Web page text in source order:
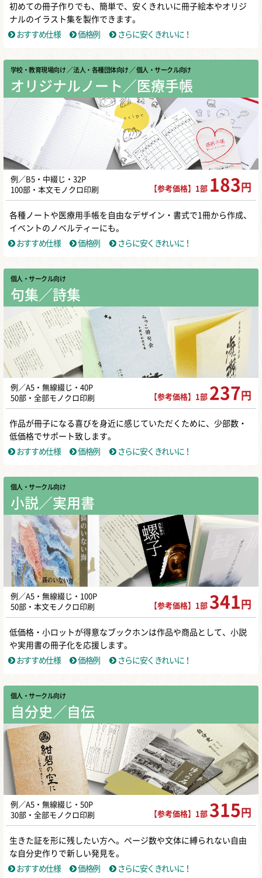
初めての冊子作りでも、簡単で、安くきれいに冊子絵本やオリジ
ナルのイラスト集を製作できます。
おすすめ仕様
価格例 さらに安くきれいに！
学校・教育現場向け ／ 法人・各種団体向け ／ 個人・サークル向け
オリジナルノート／医療手帳
例／B5・中綴じ・32P
100部・本文モノクロ印刷
【参考価格】1部 183 円
各種ノートや医療用手帳を自由なデザイン・書式で1冊から作成、
イベントのノベルティーにも。
おすすめ仕様
価格例 さらに安くきれいに！
個人・サークル向け
句集／詩集
例／A5・無線綴じ・40P
50部・全部モノクロ印刷
【参考価格】1部 237 円
作品が冊子になる喜びを身近に感じていただくために、少部数・
低価格でサポート致します。
おすすめ仕様
価格例 さらに安くきれいに！
個人・サークル向け
小説／実用書
例／A5・無線綴じ・100P
50部・本文モノクロ印刷
【参考価格】1部 341 円
低価格・小ロットが得意なブックホンは作品や商品として、小説
や実用書の冊子化を応援します。
おすすめ仕様
価格例 さらに安くきれいに！
個人・サークル向け
自分史／自伝
例／A5・無線綴じ・50P
30部・全部モノクロ印刷
【参考価格】1部 315 円
生きた証を形に残したい方へ。ページ数や文体に縛られない自由
な自分史作りで新しい発見を。
おすすめ仕様
価格例 さらに安くきれいに！